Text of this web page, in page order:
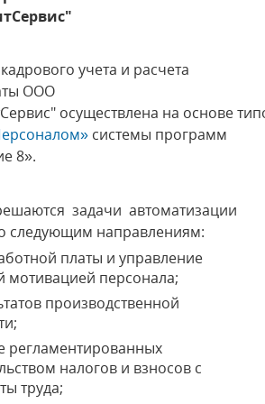
учета и расчета
ООО
осуществлена на основе
системы программ
8».
задачи автоматизации
следующим направлениям:
платы и управление
мотивацией персонала;
производственной
регламентированных
налогов и взносов с
труда;